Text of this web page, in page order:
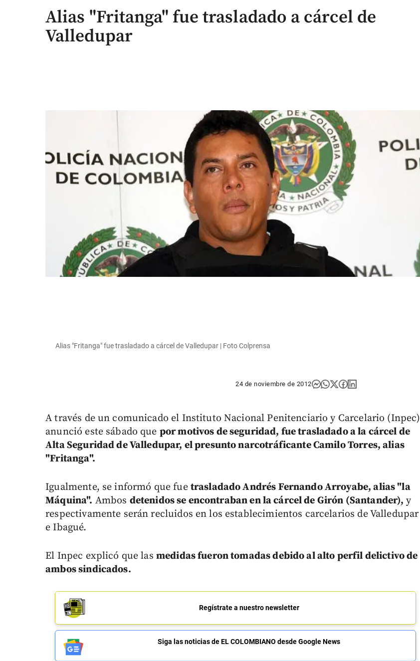
Alias "Fritanga" fue trasladado a cárcel de
Valledupar
Alias "Fritanga" fue trasladado a cárcel de Valledupar | Foto Colprensa
24 de noviembre de 2012
A través de un comunicado el Instituto Nacional Penitenciario y Carcelario (Inpec)
anunció este sábado que por motivos de seguridad, fue trasladado a la cárcel de
Alta Seguridad de Valledupar, el presunto narcotráficante Camilo Torres, alias
"Fritanga".
Igualmente, se informó que fue trasladado Andrés Fernando Arroyabe, alias "la
Máquina". Ambos detenidos se encontraban en la cárcel de Girón (Santander), y
respectivamente serán recluidos en los establecimientos carcelarios de Valledupar
e Ibagué.
El Inpec explicó que las medidas fueron tomadas debido al alto perfil delictivo de
ambos sindicados.
Regístrate a nuestro newsletter
Siga las noticias de EL COLOMBIANO desde Google News